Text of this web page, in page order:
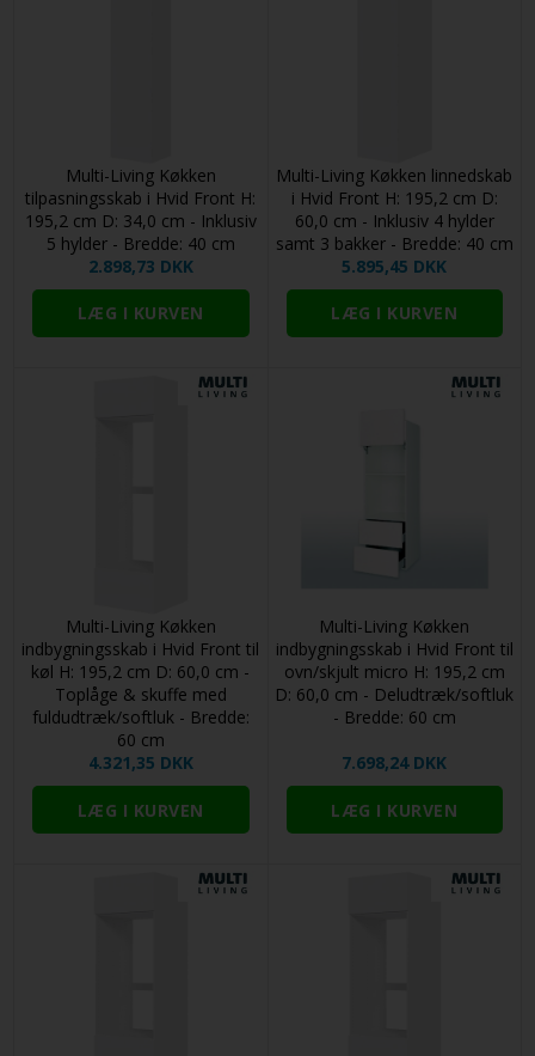
Multi-Living Køkken
tilpasningsskab i Hvid Front H:
195,2 cm D: 34,0 cm - Inklusiv
5 hylder - Bredde: 40 cm
2.898,73 DKK
Multi-Living Køkken linnedskab
i Hvid Front H: 195,2 cm D:
60,0 cm - Inklusiv 4 hylder
samt 3 bakker - Bredde: 40 cm
5.895,45 DKK
Multi-Living Køkken
indbygningsskab i Hvid Front til
køl H: 195,2 cm D: 60,0 cm -
Toplåge & skuffe med
fuldudtræk/softluk - Bredde:
60 cm
4.321,35 DKK
Multi-Living Køkken
indbygningsskab i Hvid Front til
ovn/skjult micro H: 195,2 cm
D: 60,0 cm - Deludtræk/softluk
- Bredde: 60 cm
7.698,24 DKK